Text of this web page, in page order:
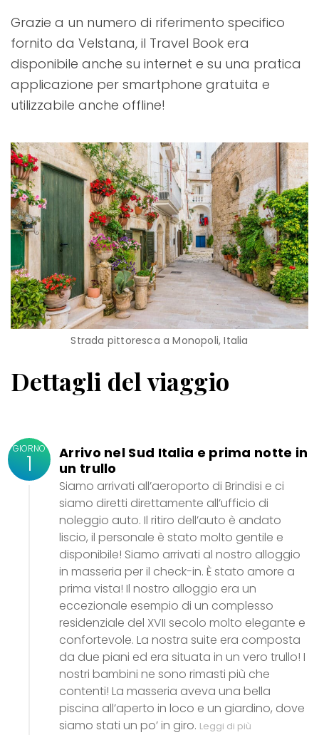
Grazie a un numero di riferimento specifico
fornito da Velstana, il Travel Book era
disponibile anche su internet e su una pratica
applicazione per smartphone gratuita e
utilizzabile anche offline!
Strada pittoresca a Monopoli, Italia
Dettagli del viaggio
GIORNO
1
Arrivo nel Sud Italia e prima notte in
un trullo
Siamo arrivati ​​all’aeroporto di Brindisi e ci
siamo diretti direttamente all’ufficio di
noleggio auto. Il ritiro dell’auto è andato
liscio, il personale è stato molto gentile e
disponibile! Siamo arrivati al nostro alloggio
in masseria per il check-in. È stato amore a
prima vista! Il nostro alloggio era un
eccezionale esempio di un complesso
residenziale del XVII secolo molto elegante e
confortevole. La nostra suite era composta
da due piani ed era situata in un vero trullo! I
nostri bambini ne sono rimasti più che
contenti! La masseria aveva una bella
piscina all’aperto in loco e un giardino, dove
siamo stati un po’ in giro. Leggi di più